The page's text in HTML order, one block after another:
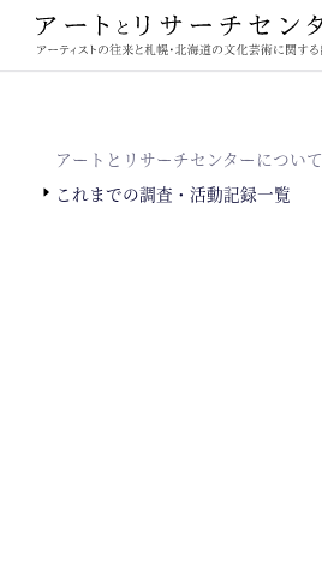
チセンター
アートとリサーチセンターについて
これまでの調査・活動記録一覧